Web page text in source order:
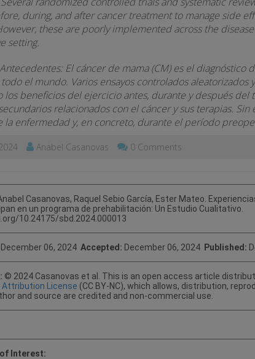
during, and after cancer treatment to manage side
these are poorly implemented across the
setting.
Antecedentes: El cáncer de mama (CM) es el diagnóstico
el mundo. Varios ensayos controlados aleatorizados
los beneficios del ejercicio antes, durante y después
relacionados con el cáncer y sus terapias.
la enfermedad y, en concreto, durante el período
Anabel Casanovas 0 Comments
Casanovas, Raquel Sebio García, Ester Mateo.
en un programa de prehabilitación: Un Estudio Cualitativo.
10.24175/sbd.2024.000013
December 06, 2024 Accepted: December 06, 2024 Published:
© 2024 Casanovas et al. This is an open access article
Attribution License (CC BY-NC), which allows, distribution,
and source are credited and non-commercial use.
Interest: